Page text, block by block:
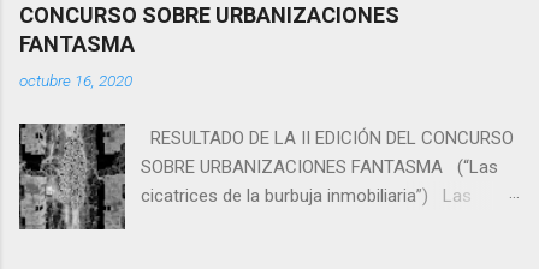
CONCURSO SOBRE URBANIZACIONES
FANTASMA
octubre 16, 2020
RESULTADO DE LA II EDICIÓN DEL CONCURSO
SOBRE URBANIZACIONES FANTASMA (“Las
cicatrices de la burbuja inmobiliaria”) Las